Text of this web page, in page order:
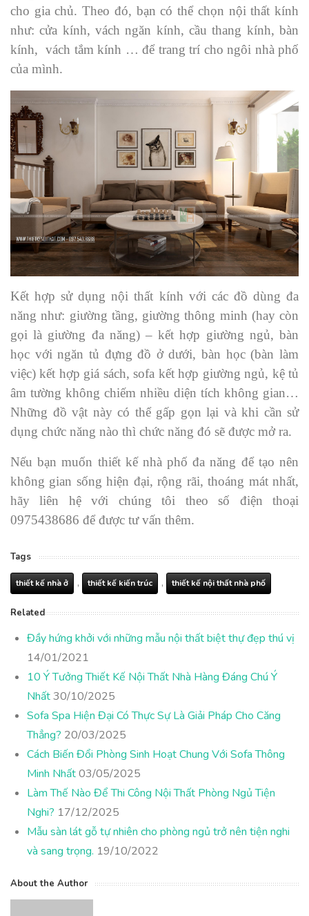
cho gia chủ. Theo đó, bạn có thể chọn nội thất kính
như: cửa kính, vách ngăn kính, cầu thang kính, bàn
kính, vách tắm kính … để trang trí cho ngôi nhà phố
của mình.
Kết hợp sử dụng nội thất kính với các đồ dùng đa
năng như: giường tầng, giường thông minh (hay còn
gọi là giường đa năng) – kết hợp giường ngủ, bàn
học với ngăn tủ đựng đồ ở dưới, bàn học (bàn làm
việc) kết hợp giá sách, sofa kết hợp giường ngủ, kệ tủ
âm tường không chiếm nhiều diện tích không gian…
Những đồ vật này có thể gấp gọn lại và khi cần sử
dụng chức năng nào thì chức năng đó sẽ được mở ra.
Nếu bạn muốn thiết kế nhà phố đa năng để tạo nên
không gian sống hiện đại, rộng rãi, thoáng mát nhất,
hãy liên hệ với chúng tôi theo số điện thoại
0975438686 để được tư vấn thêm.
Tags
thiết kế nhà ở , thiết kế kiến trúc , thiết kế nội thất nhà phố
Related
Đầy hứng khởi với những mẫu nội thất biệt thự đẹp thú vị
14/01/2021
10 Ý Tưởng Thiết Kế Nội Thất Nhà Hàng Đáng Chú Ý
Nhất30/10/2025
Sofa Spa Hiện Đại Có Thực Sự Là Giải Pháp Cho Căng
Thẳng? 20/03/2025
Cách Biến Đổi Phòng Sinh Hoạt Chung Với Sofa Thông
Minh Nhất03/05/2025
Làm Thế Nào Để Thi Công Nội Thất Phòng Ngủ Tiện
Nghi? 17/12/2025
Mẫu sàn lát gỗ tự nhiên cho phòng ngủ trở nên tiện nghi
và sang trọng. 19/10/2022
About the Author